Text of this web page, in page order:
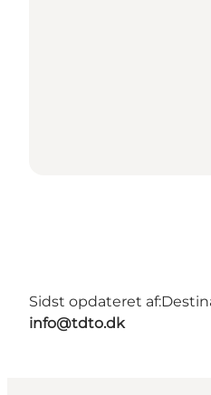
Sidst opdateret af:
info@tdto.dk